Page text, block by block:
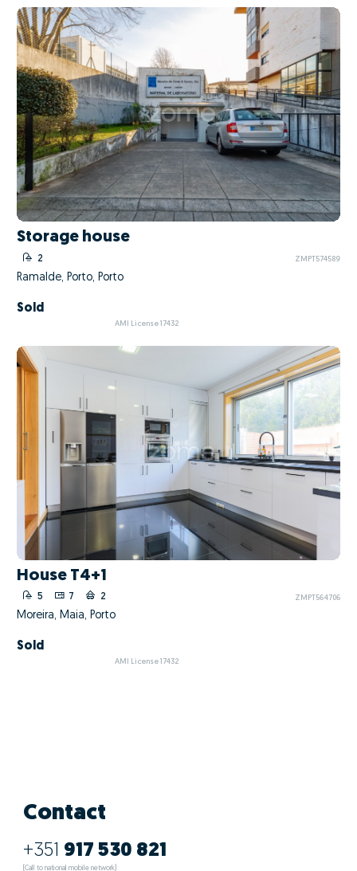
Storage house
2 ZMPT574589
Ramalde, Porto, Porto
Sold
AMI License 17432
House T4+1
5 7 2 ZMPT564706
Moreira, Maia, Porto
Sold
AMI License 17432
Contact
+351 917 530 821
(Call to national mobile network)